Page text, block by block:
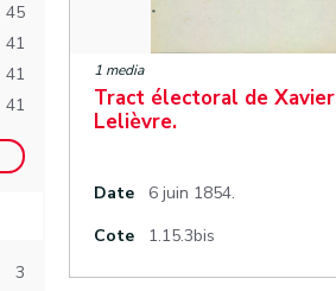
45
41
41
41
3
1 media
Tract électoral de Xavier
Lelièvre.
Date
6 juin 1854.
Cote
1.15.3bis